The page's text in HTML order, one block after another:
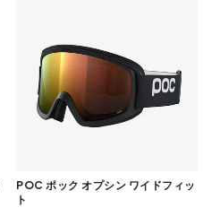
POC ポック オプシン ワイドフィッ
ト